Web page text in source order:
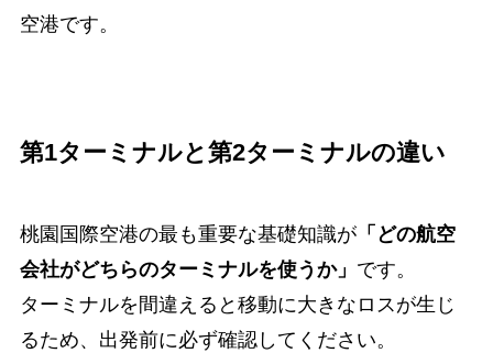
空港です。
第1ターミナルと第2ターミナルの違い
桃園国際空港の最も重要な基礎知識が「どの航空
会社がどちらのターミナルを使うか」 です。
ターミナルを間違えると移動に大きなロスが生じ
るため、出発前に必ず確認してください。